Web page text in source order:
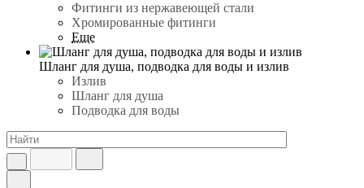
Фитинги из нержавеющей стали
Хромированные фитинги
Еще
Шланг для душа, подводка для воды и излив
Излив
Шланг для душа
Подводка для воды